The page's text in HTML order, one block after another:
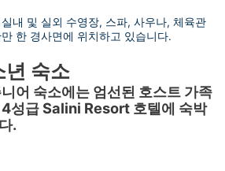
내 및 실외 수영장, 스파, 사우나, 체육관
한 경사면에 위치하고 있습니다.
년 숙소
어 숙소에는 엄선된 호스트 가족
4성급 Salini Resort 호텔에 숙박
.